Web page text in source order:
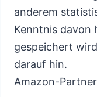
anderem
Kenntnis davon
gespeichert
darauf hin.
Amazon-